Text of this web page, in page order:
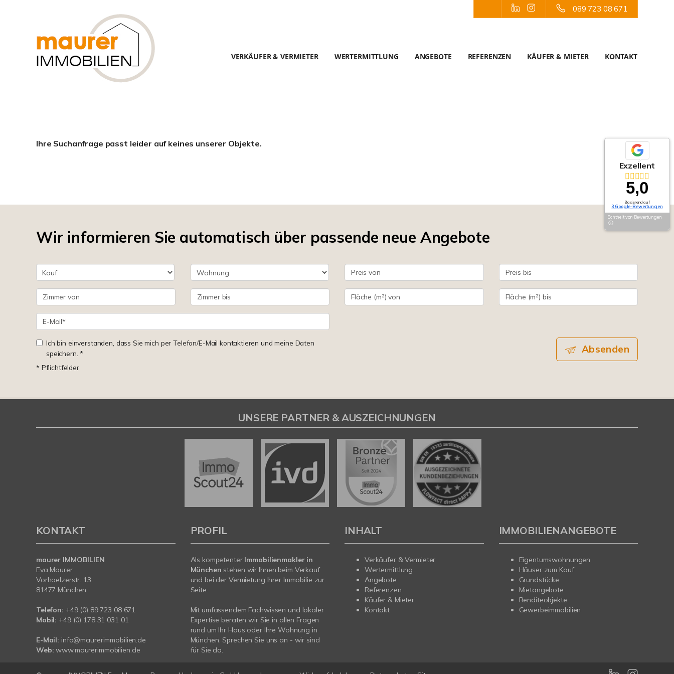
089 723 08 671
VERKÄUFER & VERMIETER WERTERMITTLUNG ANGEBOTE REFERENZEN KÄUFER & MIETER KONTAKT
Ihre Suchanfrage passt leider auf keines unserer Objekte.
Wir informieren Sie automatisch über passende neue Angebote
Ich bin einverstanden, dass Sie mich per Telefon/E-Mail kontaktieren und meine Daten
speichern. *
* Pflichtfelder
Absenden
Exzellent
5,0
Basierend auf
3 Google-Bewertungen
Echtheit von Bewertungen
UNSERE PARTNER & AUSZEICHNUNGEN
KONTAKT
maurer IMMOBILIEN
Eva Maurer
Vorhoelzerstr. 13
81477 München
Telefon: +49 (0) 89 723 08 671
Mobil: +49 (0) 178 31 031 01
E-Mail: info@maurerimmobilien.de
Web: www.maurerimmobilien.de
PROFIL
Als kompetenter Immobilienmakler in
München stehen wir Ihnen beim Verkauf
und bei der Vermietung Ihrer Immobilie zur
Seite.
Mit umfassendem Fachwissen und lokaler
Expertise beraten wir Sie in allen Fragen
rund um Ihr Haus oder Ihre Wohnung in
München. Sprechen Sie uns an - wir sind
für Sie da.
INHALT
Verkäufer & Vermieter
Wertermittlung
Angebote
Referenzen
Käufer & Mieter
Kontakt
IMMOBILIENANGEBOTE
Eigentumswohnungen
Häuser zum Kauf
Grundstücke
Mietangebote
Renditeobjekte
Gewerbeimmobilien